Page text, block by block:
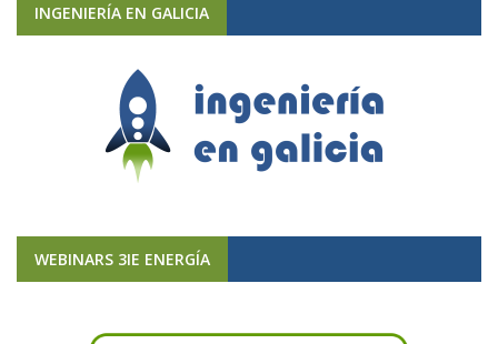
INGENIERÍA EN GALICIA
WEBINARS 3IE ENERGÍA